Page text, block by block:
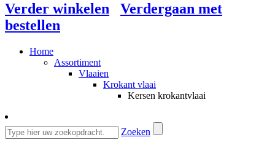
Verder winkelen
Verdergaan met
bestellen
Home
Assortiment
Vlaaien
Krokant vlaai
Kersen krokantvlaai
Zoeken